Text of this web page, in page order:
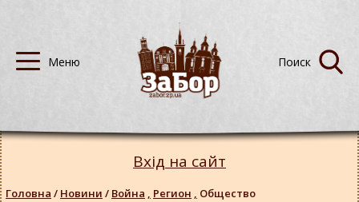
Вхід на сайт
Головна / Новини / Война , Регион , Общество